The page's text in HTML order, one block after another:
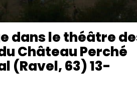
dans le théâtre
Château Perché
(Ravel, 63) 13-